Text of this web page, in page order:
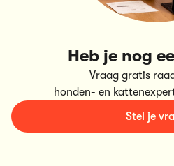
Heb je nog
Vraag gratis
honden- en
Stel je